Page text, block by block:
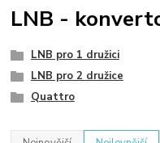
LNB -
LNB pro 1 družici
LNB pro 2 družice
Quattro